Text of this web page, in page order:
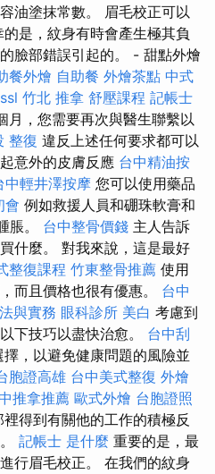
油塗抹常數。 眉毛校正可以
是，紋身有時會產生極其負
臉部錯誤引起的。 - 甜點外燴
餐外燴 自助餐 外燴茶點 中式
ssl 竹北 推拿 舒壓課程 記帳士
月，您需要再次與醫生聯繫以
整復 違反上述任何要求都可以
意外的皮膚反應 台中精油按
中輕井澤按摩 您可以使用藥品
會 例如救援人員和硼珠軟膏和
脹。 台中整骨價錢 主人告訴
什麼。 對我來說，這是最好
整復課程 竹東整骨推薦 使用
而且價格也很有優惠。 台中
與實務 眼科診所 美白 考慮到
下技巧以盡快治愈。 台中刮
，以避免健康問題的風險並
胞證高雄 台中美式整復 外燴
推拿推薦 歐式外燴 台胞證照
得到有關他的工作的積極反
記帳士 是什麼 重要的是，最
行眉毛校正。 在我們的紋身